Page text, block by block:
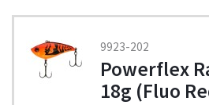
9923-202
Powerflex
18g (Fluo